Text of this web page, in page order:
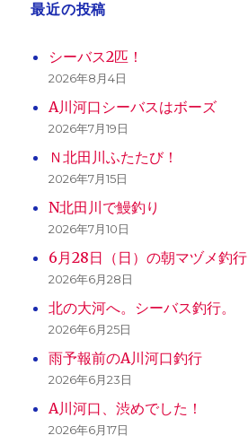
最近の投稿
シーバス2匹！
2026年8月4日
A川河口シーバスはボーズ
2026年7月19日
Ｎ北田川ふたたび！
2026年7月15日
N北田川で鰻釣り
2026年7月10日
6月28日（日）の朝マヅメ釣行
2026年6月28日
北の大河へ。シーバス釣行。
2026年6月25日
雨予報前のA川河口釣行
2026年6月23日
A川河口、渋めでした！
2026年6月17日